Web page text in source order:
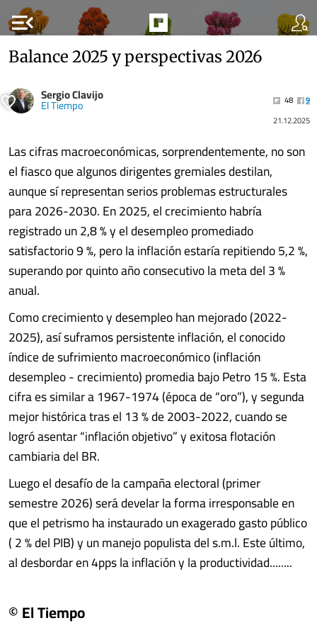
menu_open
Balance 2025 y perspectivas 2026
Sergio Clavijo
El Tiempo 48
9
21.12.2025
Las cifras macroeconómicas, sorprendentemente, no son
el fiasco que algunos dirigentes gremiales destilan,
aunque sí representan serios problemas estructurales
para 2026-2030. En 2025, el crecimiento habría
registrado un 2,8 % y el desempleo promediado
satisfactorio 9 %, pero la inflación estaría repitiendo 5,2 %,
superando por quinto año consecutivo la meta del 3 %
anual.
Como crecimiento y desempleo han mejorado (2022-
2025), así suframos persistente inflación, el conocido
índice de sufrimiento macroeconómico (inflación
desempleo - crecimiento) promedia bajo Petro 15 %. Esta
cifra es similar a 1967-1974 (época de “oro”), y segunda
mejor histórica tras el 13 % de 2003-2022, cuando se
logró asentar “inflación objetivo” y exitosa flotación
cambiaria del BR.
Luego el desafío de la campaña electoral (primer
semestre 2026) será develar la forma irresponsable en
que el petrismo ha instaurado un exagerado gasto público
( 2 % del PIB) y un manejo populista del s.m.l. Este último,
al desbordar en 4pps la inflación y la productividad........
© El Tiempo